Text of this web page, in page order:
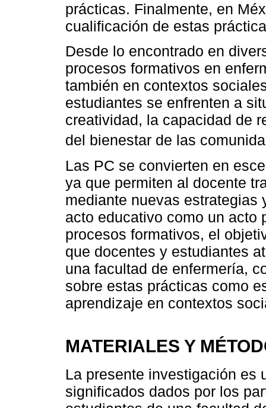
prácticas. Finalmente, en
cualificación de estas
Desde lo encontrado en
procesos formativos en
también en contextos
estudiantes se enfrenten a
creatividad, la capacidad de
del bienestar de las
Las PC se convierten en
ya que permiten al docente
mediante nuevas estrategias
acto educativo como un acto
procesos formativos, el
que docentes y estudiantes
una facultad de enfermería,
sobre estas prácticas como
aprendizaje en contextos
MATERIALES Y
La presente investigación es
significados dados por los